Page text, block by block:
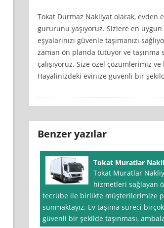
Tokat Durmaz Nakliyat olarak, evden
gururunu yaşıyoruz. Sizlere en
eşyalarınızı güvenle taşımanızı
zaman ön planda tutuyor ve
çalışıyoruz. Size özel çözümlerimiz
Hayalinizdeki evinize güvenli bir
Benzer yazılar
Tokat Muratlar
Tokat Muratlar
hizmetleri sağlayan
tecrübe ile birlikte müşterilerimize
sunmaktayız. Ev taşıma süreci
güvenli bir şekilde taşınması,